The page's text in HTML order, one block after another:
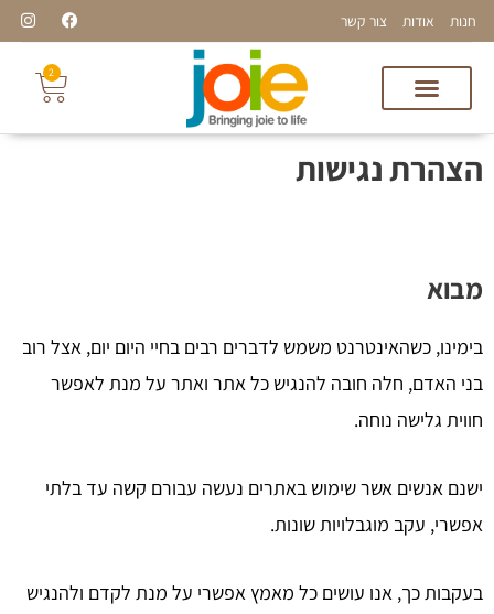
לתוכן
חנות אודות צור קשר F
a
c
b
o
I
n
s
m
2
עגלת
הצהרת נגישות
מבוא
בימינו, כשהאינטרנט משמש לדברים רבים בחיי היום יום, אצל רוב
בני האדם, חלה חובה להנגיש כל אתר ואתר על מנת לאפשר
חווית גלישה נוחה.
ישנם אנשים אשר שימוש באתרים נעשה עבורם קשה עד בלתי
אפשרי, עקב מוגבלויות שונות.
בעקבות כך, אנו עושים כל מאמץ אפשרי על מנת לקדם ולהנגיש